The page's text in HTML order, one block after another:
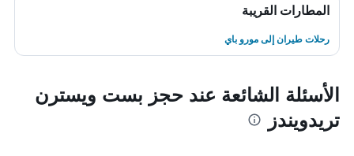
المطارات القريبة
رحلات طيران إلى مورو باي
الأسئلة الشائعة عند حجز بست ويسترن
تريدويندز